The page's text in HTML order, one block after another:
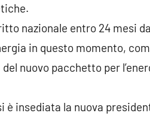
nazionale entro 24 mesi
in questo momento,
nuovo pacchetto per
insediata la nuova